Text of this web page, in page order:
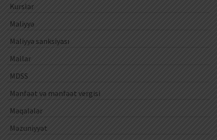
Kurslar
Maliyyə
Maliyyə sanksiyası
Mallar
MDSS
Mənfəət və mənfəət vergisi
Məqalələr
Məzuniyyət